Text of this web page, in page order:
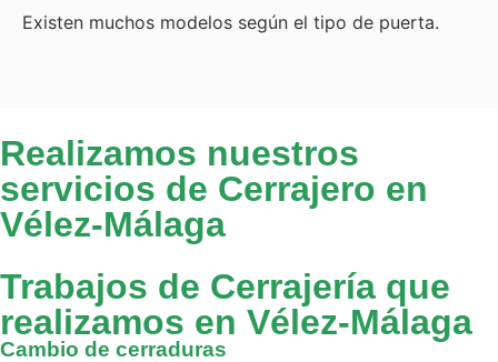
Existen muchos modelos según el tipo de puerta.
Realizamos nuestros
servicios de Cerrajero en
Vélez-Málaga
Trabajos de Cerrajería que
realizamos en Vélez-Málaga
Cambio de cerraduras